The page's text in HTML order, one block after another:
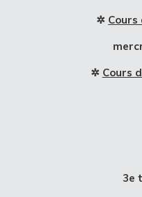
✲
✲ Cours
3e